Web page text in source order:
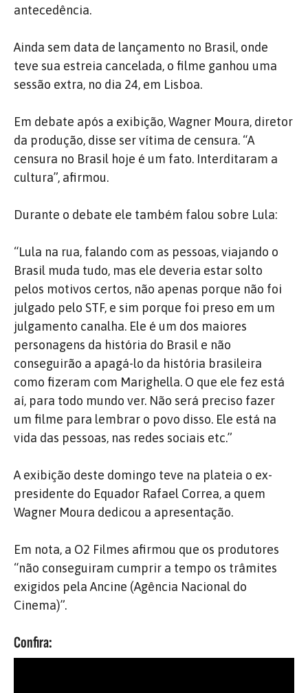
antecedência.
Ainda sem data de lançamento no Brasil, onde
teve sua estreia cancelada, o filme ganhou uma
sessão extra, no dia 24, em Lisboa.
Em debate após a exibição, Wagner Moura, diretor
da produção, disse ser vítima de censura. “A
censura no Brasil hoje é um fato. Interditaram a
cultura”, afirmou.
Durante o debate ele também falou sobre Lula:
“Lula na rua, falando com as pessoas, viajando o
Brasil muda tudo, mas ele deveria estar solto
pelos motivos certos, não apenas porque não foi
julgado pelo STF, e sim porque foi preso em um
julgamento canalha. Ele é um dos maiores
personagens da história do Brasil e não
conseguirão a apagá-lo da história brasileira
como fizeram com Marighella. O que ele fez está
aí, para todo mundo ver. Não será preciso fazer
um filme para lembrar o povo disso. Ele está na
vida das pessoas, nas redes sociais etc.”
A exibição deste domingo teve na plateia o ex-
presidente do Equador Rafael Correa, a quem
Wagner Moura dedicou a apresentação.
Em nota, a O2 Filmes afirmou que os produtores
“não conseguiram cumprir a tempo os trâmites
exigidos pela Ancine (Agência Nacional do
Cinema)”.
Confira: